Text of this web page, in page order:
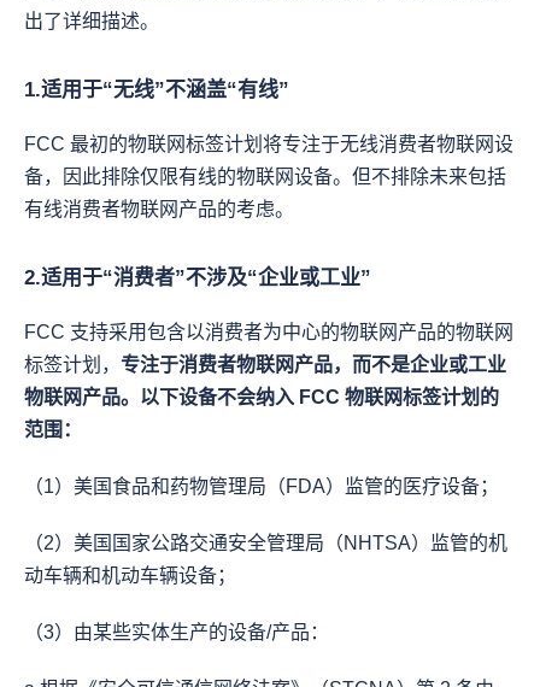
出了详细描述。
1.适用于“无线”不涵盖“有线”
FCC 最初的物联网标签计划将专注于无线消费者物联网设
备，因此排除仅限有线的物联网设备。但不排除未来包括
有线消费者物联网产品的考虑。
2.适用于“消费者”不涉及“企业或工业”
FCC 支持采用包含以消费者为中心的物联网产品的物联网
标签计划， 专注于消费者物联网产品，而不是企业或工业
物联网产品。以下设备不会纳入 FCC 物联网标签计划的
范围：
（1）美国食品和药物管理局（FDA）监管的医疗设备；
（2）美国国家公路交通安全管理局（NHTSA）监管的机
动车辆和机动车辆设备；
（3）由某些实体生产的设备/产品：